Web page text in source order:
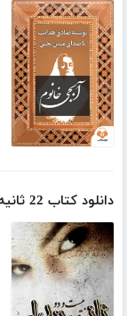
دانلود کتاب 22 ثانیه پندار